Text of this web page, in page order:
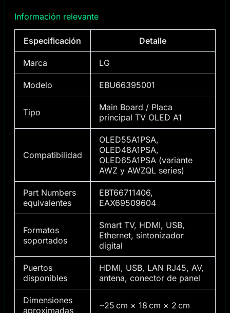
Información relevante
Especificación Detalle
Marca LG
Modelo EBU66395001
Tipo
Main Board / Placa
principal TV OLED A1
Compatibilidad
OLED55A1PSA,
OLED48A1PSA,
OLED65A1PSA (variante
AWZ y AWZQL series)
Part Numbers
equivalentes
EBT66711406,
EAX69509604
Formatos
soportados
Smart TV, HDMI, USB,
Ethernet, sintonizador
digital
Puertos
disponibles
HDMI, USB, LAN RJ45, AV,
antena, conector de panel
Dimensiones
aproximadas
~25 cm × 18 cm × 2 cm